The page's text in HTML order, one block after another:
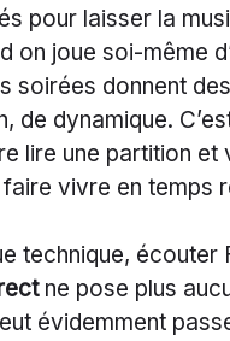
pour laisser la
on joue soi-même
soirées donnent
de dynamique.
lire une partition et
faire vivre en temps
technique, écouter
ne pose plus
évidemment